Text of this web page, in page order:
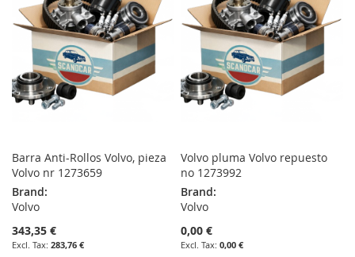
LIST
LIST
Barra Anti-Rollos Volvo, pieza
Volvo nr 1273659
Brand:
Volvo
343,35 €
283,76 €
Volvo pluma Volvo repuesto
no 1273992
Brand:
Volvo
0,00 €
0,00 €